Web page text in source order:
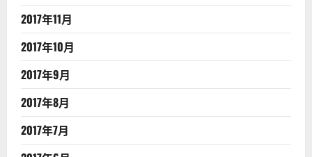
2017年11月
2017年10月
2017年9月
2017年8月
2017年7月